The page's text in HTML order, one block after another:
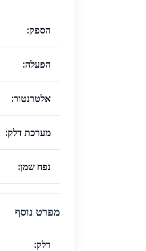
הספק:
הפעלה:
אלטרנטור:
מערכת דלק:
נפח שמן:
מפרט נוסף
דלק: